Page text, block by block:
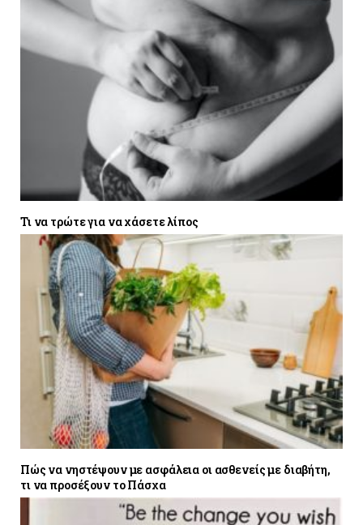
Τι να τρώτε για να χάσετε λίπος
Πώς να νηστέψουν με ασφάλεια οι ασθενείς με διαβήτη,
τι να προσέξουν το Πάσχα